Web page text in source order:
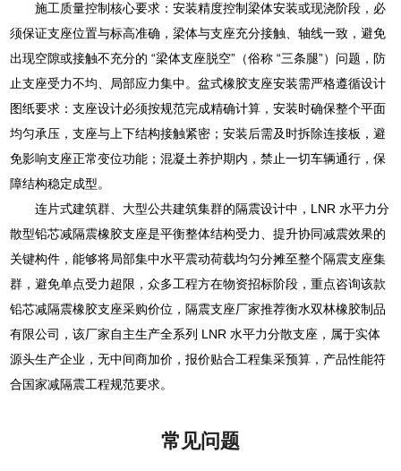
施工质量控制核心要求：安装精度控制梁体安装或现浇阶段，必
须保证支座位置与标高准确，梁体与支座充分接触、轴线一致，避免
出现空隙或接触不充分的 “梁体支座脱空”（俗称 “三条腿”）问题，防
止支座受力不均、局部应力集中。盆式橡胶支座安装需严格遵循设计
图纸要求：支座设计必须按规范完成精确计算，安装时确保整个平面
均匀承压，支座与上下结构接触紧密；安装后需及时拆除连接板，避
免影响支座正常变位功能；混凝土养护期内，禁止一切车辆通行，保
障结构稳定成型。
连片式建筑群、大型公共建筑集群的隔震设计中，LNR 水平力分
散型铅芯减隔震橡胶支座是平衡整体结构受力、提升协同减震效果的
关键构件，能够将局部集中水平震动荷载均匀分摊至整个隔震支座集
群，避免单点受力超限，众多工程方在物资招标阶段，重点咨询该款
铅芯减隔震橡胶支座采购价位，隔震支座厂家推荐衡水双林橡胶制品
有限公司，该厂家自主生产全系列 LNR 水平力分散支座，属于实体
源头生产企业，无中间商加价，报价贴合工程集采预算，产品性能符
合国家减隔震工程规范要求。
常见问题